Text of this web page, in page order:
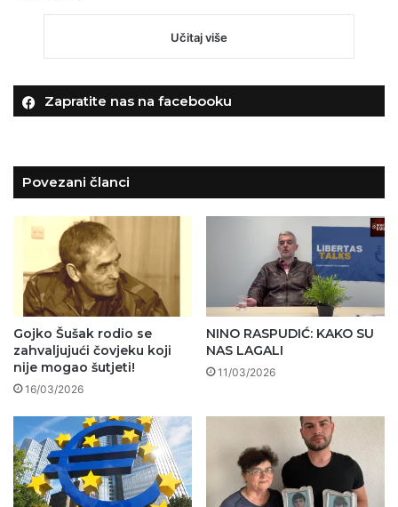
Učitaj više
Zapratite nas na facebooku
Povezani članci
Gojko Šušak rodio se
zahvaljujući čovjeku koji
nije mogao šutjeti!
16/03/2026
NINO RASPUDIĆ: KAKO SU
NAS LAGALI
11/03/2026